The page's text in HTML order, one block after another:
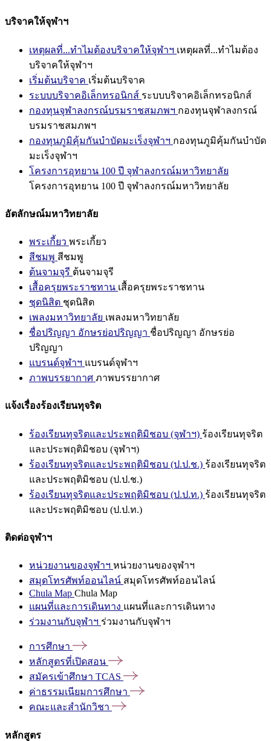
บริจาคให้จุฬาฯ
เหตุผลที่...ทำไมต้องบริจาคให้จุฬาฯ เหตุผลที่...ทำไมต้อง
บริจาคให้จุฬาฯ
เริ่มต้นบริจาค เริ่มต้นบริจาค
ระบบบริจาคอิเล็กทรอนิกส์ ระบบบริจาคอิเล็กทรอนิกส์
กองทุนจุฬาลงกรณ์บรมราชสมภพฯ กองทุนจุฬาลงกรณ์
บรมราชสมภพฯ
กองทุนภูมิคุ้มกันบำบัดมะเร็งจุฬาฯ กองทุนภูมิคุ้มกันบำบัด
มะเร็งจุฬาฯ
โครงการอุทยาน 100 ปี จุฬาลงกรณ์มหาวิทยาลัย
โครงการอุทยาน 100 ปี จุฬาลงกรณ์มหาวิทยาลัย
อัตลักษณ์มหาวิทยาลัย
พระเกี้ยว พระเกี้ยว
สีชมพู สีชมพู
ต้นจามจุรี ต้นจามจุรี
เสื้อครุยพระราชทาน เสื้อครุยพระราชทาน
ชุดนิสิต ชุดนิสิต
เพลงมหาวิทยาลัย เพลงมหาวิทยาลัย
ชื่อปริญญา อักษรย่อปริญญา ชื่อปริญญา อักษรย่อ
ปริญญา
แบรนด์จุฬาฯ แบรนด์จุฬาฯ
ภาพบรรยากาศ ภาพบรรยากาศ
แจ้งเรื่องร้องเรียนทุจริต
ร้องเรียนทุจริตและประพฤติมิชอบ (จุฬาฯ) ร้องเรียนทุจริต
และประพฤติมิชอบ (จุฬาฯ)
ร้องเรียนทุจริตและประพฤติมิชอบ (ป.ป.ช.) ร้องเรียนทุจริต
และประพฤติมิชอบ (ป.ป.ช.)
ร้องเรียนทุจริตและประพฤติมิชอบ (ป.ป.ท.) ร้องเรียนทุจริต
และประพฤติมิชอบ (ป.ป.ท.)
ติดต่อจุฬาฯ
หน่วยงานของจุฬาฯ หน่วยงานของจุฬาฯ
สมุดโทรศัพท์ออนไลน์ สมุดโทรศัพท์ออนไลน์
Chula Map Chula Map
แผนที่และการเดินทาง แผนที่และการเดินทาง
ร่วมงานกับจุฬาฯ ร่วมงานกับจุฬาฯ
การศึกษา
หลักสูตรที่เปิดสอน
สมัครเข้าศึกษา TCAS
ค่าธรรมเนียมการศึกษา
คณะและสำนักวิชา
หลักสูตร